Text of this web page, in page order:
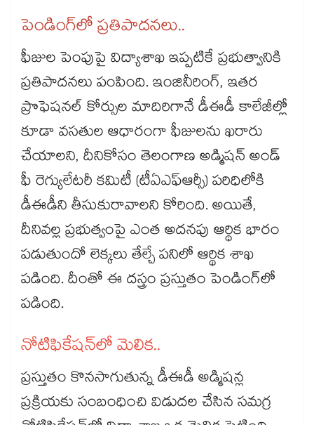
పెండింగ్‌లో ప్రతిపాదనలు..
ఫీజుల పెంపుపై విద్యాశాఖ ఇప్పటికే ప్రభుత్వానికి
ప్రతిపాదనలు పంపింది. ఇంజినీరింగ్, ఇతర
ప్రొఫెషనల్ కోర్సుల మాదిరిగానే డీఈడీ కాలేజీల్లో
కూడా వసతుల ఆధారంగా ఫీజులను ఖరారు
చేయాలని, దీనికోసం తెలంగాణ అడ్మిషన్ అండ్
ఫీ రెగ్యులేటరీ కమిటీ (టీఏఎఫ్ఆర్సీ) పరిధిలోకి
డీఈడీని తీసుకురావాలని కోరింది. అయితే,
దీనివల్ల ప్రభుత్వంపై ఎంత అదనపు ఆర్థిక భారం
పడుతుందో లెక్కలు తేల్చే పనిలో ఆర్థిక శాఖ
పడింది. దీంతో ఈ దస్త్రం ప్రస్తుతం పెండింగ్‌లో
పడింది.
నోటిఫికేషన్‌లో మెలిక..
ప్రస్తుతం కొనసాగుతున్న డీఈడీ అడ్మిషన్ల
ప్రక్రియకు సంబంధించి విడుదల చేసిన సమగ్ర